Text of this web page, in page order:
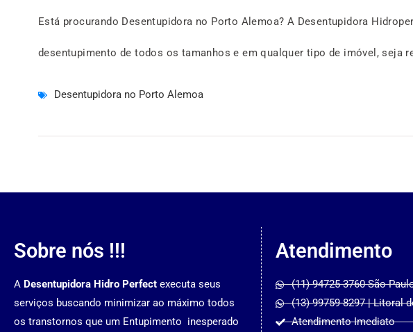
Está procurando Desentupidora no Porto Alemoa? A Desentupidora
desentupimento de todos os tamanhos e em qualquer tipo de imóvel, seja
Desentupidora no Porto Alemoa
Sobre nós !!!
A Desentupidora Hidro Perfect executa seus
serviços buscando minimizar ao máximo todos
os transtornos que um Entupimento inesperado
Atendimento
(11) 94725-3760 São
(13) 99759-8297 | Litoral
Atendimento Imediato